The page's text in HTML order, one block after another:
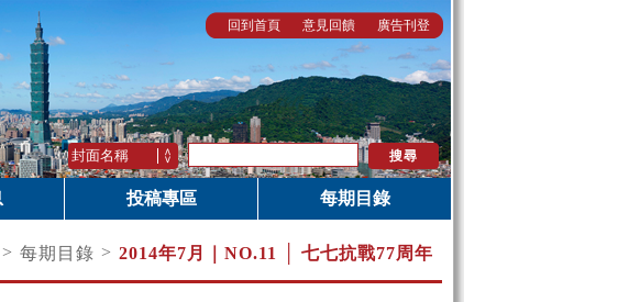
回到首頁 意見回饋 廣告刊登
投稿專區 每期目錄
> 每期目錄 > 2014年7月｜ NO.11 │ 七七抗戰77周年